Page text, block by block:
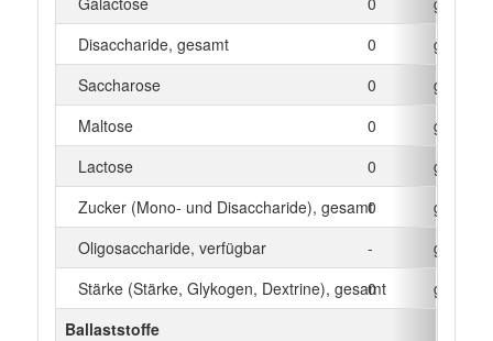
Disaccharide, gesamt
0
g
Saccharose
0
g
Maltose
0
g
Lactose
0
g
Zucker (Mono- und Disaccharide), gesamt0
g
Oligosaccharide, verfügbar
-
g
Stärke (Stärke, Glykogen, Dextrine), gesamt
0
g
Ballaststoffe